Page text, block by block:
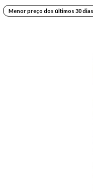
Menor preço dos últimos 30 dias